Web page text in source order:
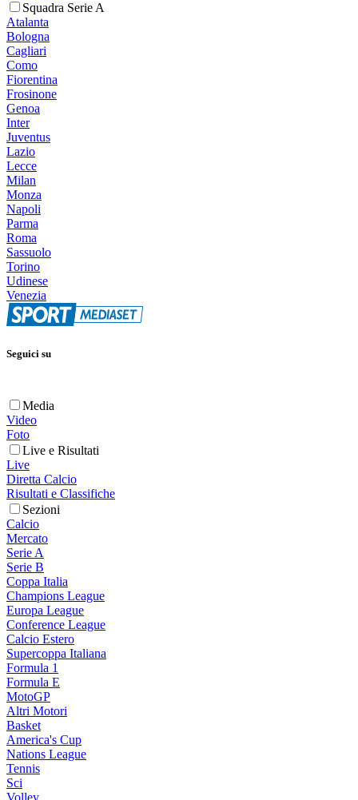
Squadra Serie A
Atalanta
Bologna
Cagliari
Como
Fiorentina
Frosinone
Genoa
Inter
Juventus
Lazio
Lecce
Milan
Monza
Napoli
Parma
Roma
Sassuolo
Torino
Udinese
Venezia
Seguici su
Media
Video
Foto
Live e Risultati
Live
Diretta Calcio
Risultati e Classifiche
Sezioni
Calcio
Mercato
Serie A
Serie B
Coppa Italia
Champions League
Europa League
Conference League
Calcio Estero
Supercoppa Italiana
Formula 1
Formula E
MotoGP
Altri Motori
Basket
America's Cup
Nations League
Tennis
Sci
Volley